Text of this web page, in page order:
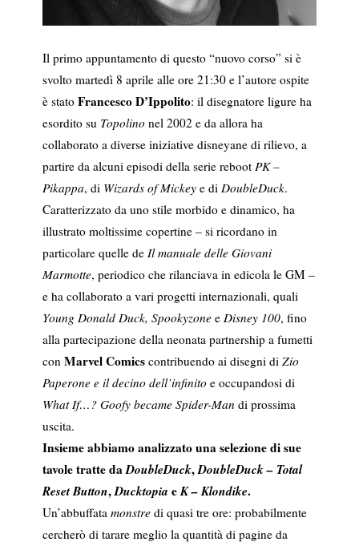
Il primo appuntamento di questo “nuovo corso” si è
svolto martedì 8 aprile alle ore 21:30 e l’autore ospite
è stato Francesco D’Ippolito: il disegnatore ligure ha
esordito su Topolinonel 2002 e da allora ha
collaborato a diverse iniziative disneyane di rilievo, a
partire da alcuni episodi della serie reboot PK –
Pikappa, di Wizards of Mickeye di DoubleDuck.
Caratterizzato da uno stile morbido e dinamico, ha
illustrato moltissime copertine – si ricordano in
particolare quelle de Il manuale delle Giovani
Marmotte, periodico che rilanciava in edicola le GM –
e ha collaborato a vari progetti internazionali, quali
Young Donald Duck, Spookyzonee Disney 100, fino
alla partecipazione della neonata partnership a fumetti
con Marvel Comicscontribuendo ai disegni di Zio
Paperone e il decino dell’infinitoe occupandosi di
What If…? Goofy became Spider-Man di prossima
uscita.
Insieme abbiamo analizzato una selezione di sue
tavole tratte daDoubleDuck,DoubleDuck – Total
Reset Button,Ducktopia eK – Klondike.
Un’abbuffata monstredi quasi tre ore: probabilmente
cercherò di tarare meglio la quantità di pagine da